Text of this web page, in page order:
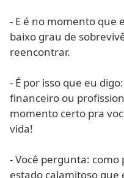
- E é no momento que
baixo grau de
reencontrar.
- É por isso que eu
financeiro ou
momento certo pra
vida!
- Você pergunta: como
estado calamitoso que